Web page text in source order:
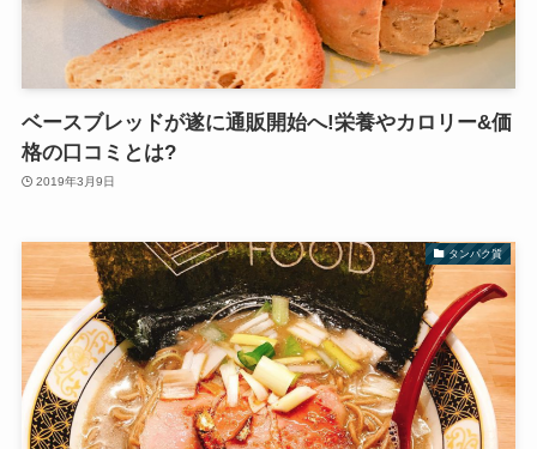
ベースブレッドが遂に通販開始へ!栄養やカロリー&価
格の口コミとは?
2019年3月9日
タンパク質